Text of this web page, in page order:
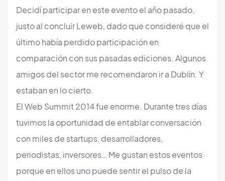
Decidí participar en este evento el año pasado,
justo al concluir Leweb, dado que consideré que el
último había perdido participación en
comparación con sus pasadas ediciones. Algunos
amigos del sector me recomendaron ir a Dublín. Y
estaban en lo cierto.
El Web Summit 2014 fue enorme. Durante tres días
tuvimos la oportunidad de entablar conversación
con miles de startups, desarrolladores,
periodistas, inversores… Me gustan estos eventos
porque en ellos uno puede sentir el pulso de la